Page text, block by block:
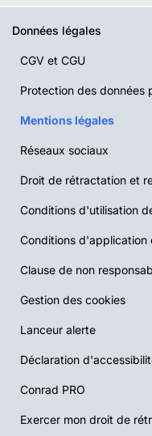
Données légales
CGV et CGU
Protection des données
Mentions légales
Réseaux sociaux
Droit de rétractation et
Conditions d'utilisation
Conditions d'application
Clause de non
Gestion des cookies
Lanceur alerte
Déclaration
Conrad PRO
Exercer mon droit de